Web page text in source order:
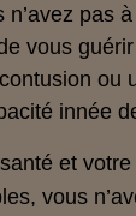
n’avez pas
vous
ou
innée
et
vous